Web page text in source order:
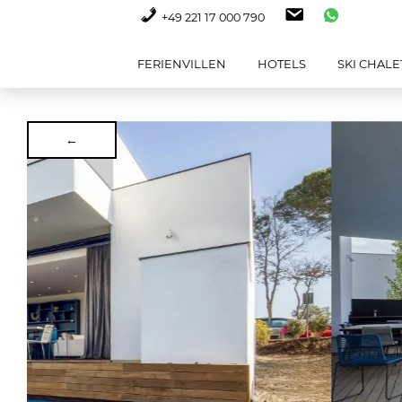
+49 221 17 000 790
FERIENVILLEN HOTELS SKI
←